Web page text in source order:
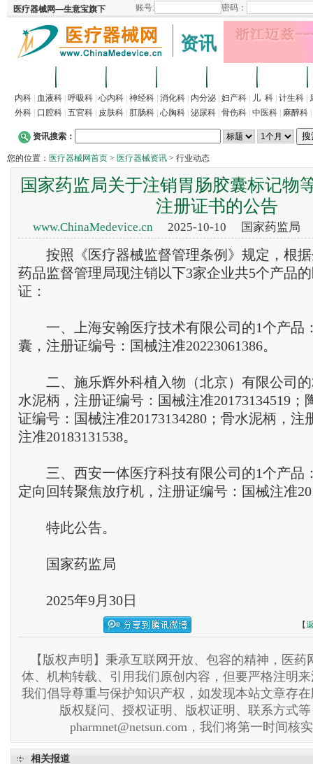
资讯
内科 血液科 呼吸科 心内科 神经科 消化科 内分泌 妇产科 儿 科 计生科
外科
口腔科 五官科 皮肤科 肛肠科 心胸科 泌尿科 骨伤科 中医科 麻醉科
资讯搜索：
您的位置： 医疗器械网首页 > 医疗器械资讯 > 行业动态
国家药监局关于注销胃肠胶囊标记物
注册证书的公告
www.ChinaMedevice.cn2025-10-10 国家药监局
按照《医疗器械监督管理条例》规定，根据
药品监督管理局现注销以下3家企业共5个产品
证：
一、上海安翰医疗技术有限公司的1个产品
囊，注册证编号：国械注准20223061386。
二、施乐辉外科植入物（北京）有限公司的
水泥柄，注册证编号：国械注准20173134519；
证编号：国械注准20173134280；骨水泥柄，注
注准20183131538。
三、西安一体医疗科技有限公司的1个产品
定向回转聚焦放疗机，注册证编号：国械注准
特此公告。
国家药监局
2025年9月30日
【
【版权声明】秉承互联网开放、包容的精神，医药
体、机构转载、引用我们原创内容，但要严格注明
我们倡导尊重与保护知识产权，如发现本站文章存
版权疑问、授权证明、版权证明、联系方式
pharmnet@netsun.com，我们将第一时间核
相关报道